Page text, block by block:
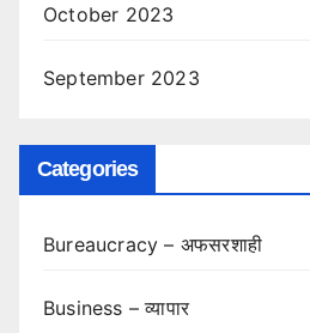
October 2023
September 2023
Categories
Bureaucracy – अफसरशाही
Business – व्यापार